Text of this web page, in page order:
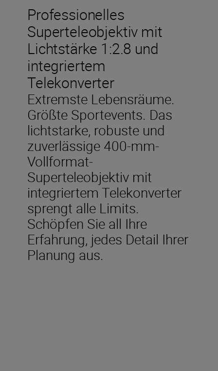
Professionelles
Superteleobjektiv mit
Lichtstärke 1:2.8 und
integriertem
Telekonverter
Extremste Lebensräume.
Größte Sportevents. Das
lichtstarke, robuste und
zuverlässige 400-mm-
Vollformat-
Superteleobjektiv mit
integriertem Telekonverter
sprengt alle Limits.
Schöpfen Sie all Ihre
Erfahrung, jedes Detail Ihrer
Planung aus.